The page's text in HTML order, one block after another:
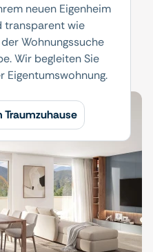
neuen Eigenheim
transparent wie
Wohnungssuche
Wir begleiten Sie
Eigentumswohnung.
Traumzuhause